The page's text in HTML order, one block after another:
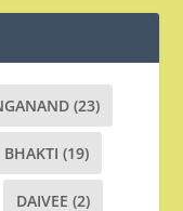
(23)
BHAKTI (19)
DAIVEE (2)